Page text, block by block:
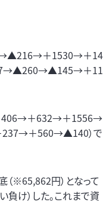
＋1530→＋14
＋11
406→＋632→＋1556→
＋560→▲140）で
※65,862円）となって
け）した。これまで資